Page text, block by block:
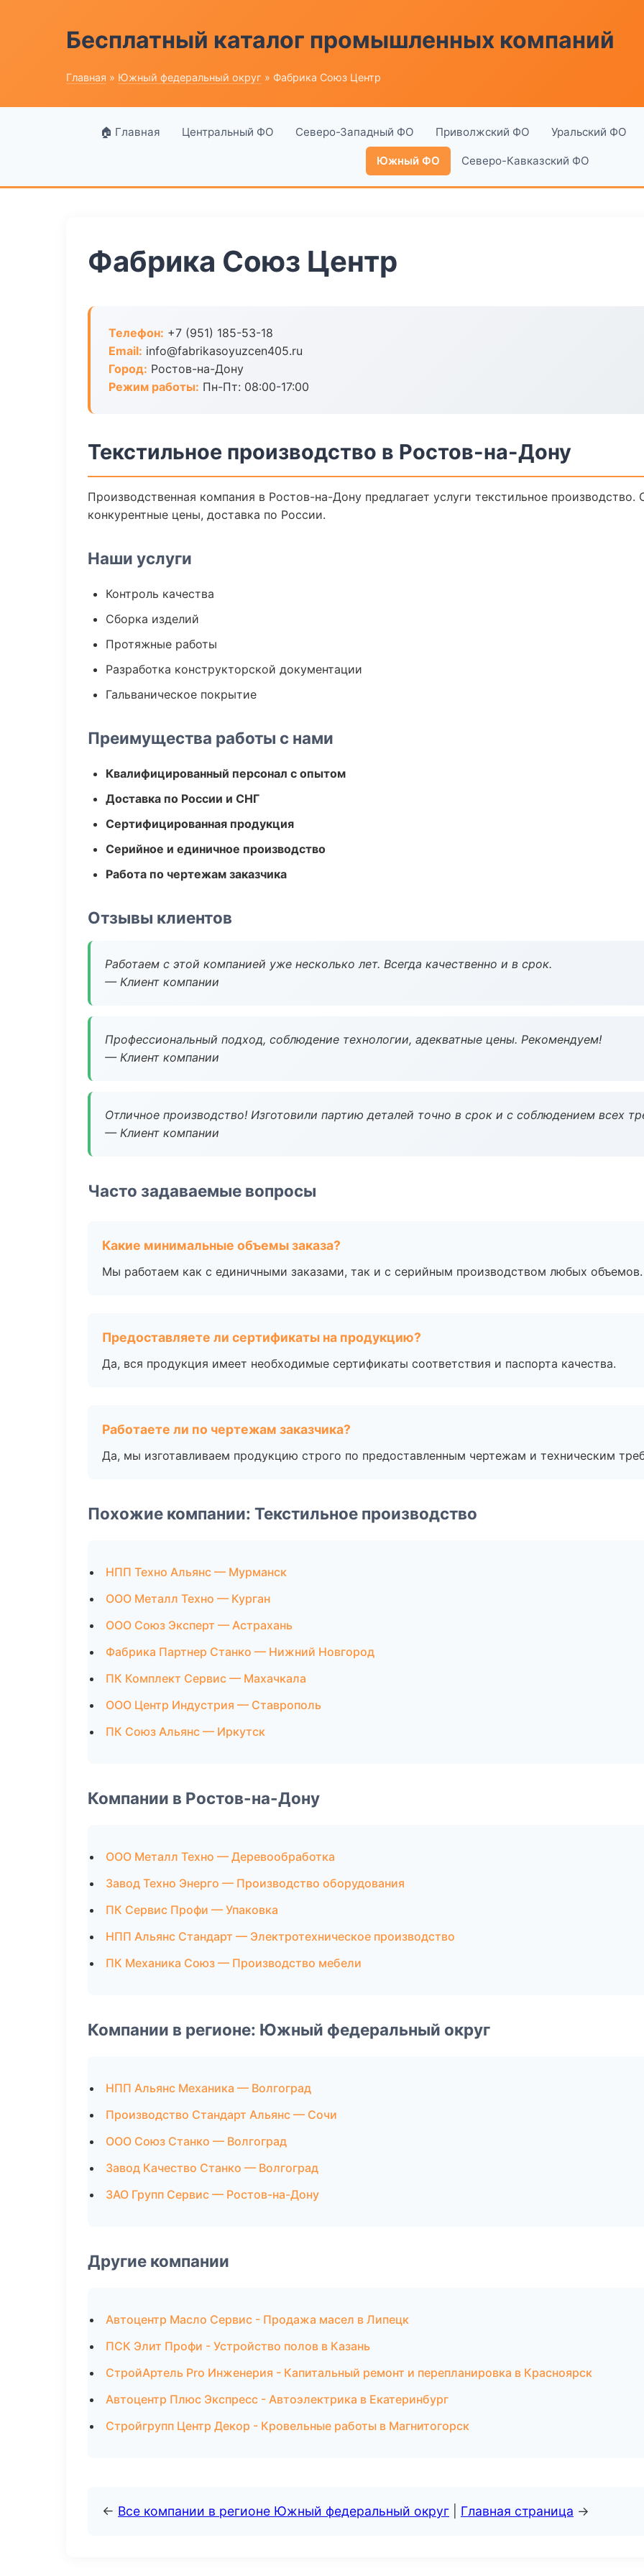
Бесплатный каталог промышленных компаний
Главная » Южный федеральный округ » Фабрика Союз Центр
🏠 Главная Центральный ФО Северо-Западный ФО Приволжский ФО Уральский ФО
Южный ФО Северо-Кавказский ФО
Фабрика Союз Центр
Телефон: +7 (951) 185-53-18
Email: info@fabrikasoyuzcen405.ru
Город: Ростов-на-Дону
Режим работы: Пн-Пт: 08:00-17:00
Текстильное производство в Ростов-на-Дону
Производственная компания в Ростов-на-Дону предлагает услуги текстильное
конкурентные цены, доставка по России.
Наши услуги
Контроль качества
Сборка изделий
Протяжные работы
Разработка конструкторской документации
Гальваническое покрытие
Преимущества работы с нами
Квалифицированный персонал с опытом
Доставка по России и СНГ
Сертифицированная продукция
Серийное и единичное производство
Работа по чертежам заказчика
Отзывы клиентов
Работаем с этой компанией уже несколько лет. Всегда качественно и в срок.
— Клиент компании
Профессиональный подход, соблюдение технологии, адекватные цены. Рекомендуем!
— Клиент компании
Отличное производство! Изготовили партию деталей точно в срок и с соблюдением всех
— Клиент компании
Часто задаваемые вопросы
Какие минимальные объемы заказа?
Мы работаем как с единичными заказами, так и с серийным производством любых объемов.
Предоставляете ли сертификаты на продукцию?
Да, вся продукция имеет необходимые сертификаты соответствия и паспорта качества.
Работаете ли по чертежам заказчика?
Да, мы изготавливаем продукцию строго по предоставленным чертежам и техническим
Похожие компании: Текстильное производство
НПП Техно Альянс — Мурманск
ООО Металл Техно — Курган
ООО Союз Эксперт — Астрахань
Фабрика Партнер Станко — Нижний Новгород
ПК Комплект Сервис — Махачкала
ООО Центр Индустрия — Ставрополь
ПК Союз Альянс — Иркутск
Компании в Ростов-на-Дону
ООО Металл Техно — Деревообработка
Завод Техно Энерго — Производство оборудования
ПК Сервис Профи — Упаковка
НПП Альянс Стандарт — Электротехническое производство
ПК Механика Союз — Производство мебели
Компании в регионе: Южный федеральный округ
НПП Альянс Механика — Волгоград
Производство Стандарт Альянс — Сочи
ООО Союз Станко — Волгоград
Завод Качество Станко — Волгоград
ЗАО Групп Сервис — Ростов-на-Дону
Другие компании
Автоцентр Масло Сервис - Продажа масел в Липецк
ПСК Элит Профи - Устройство полов в Казань
СтройАртель Pro Инженерия - Капитальный ремонт и перепланировка в Красноярск
Автоцентр Плюс Экспресс - Автоэлектрика в Екатеринбург
Стройгрупп Центр Декор - Кровельные работы в Магнитогорск
← Все компании в регионе Южный федеральный округ Главная страница →